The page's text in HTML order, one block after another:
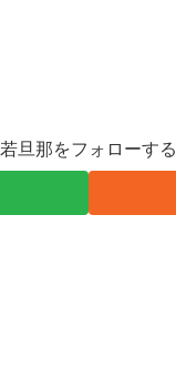
若旦那をフォローする